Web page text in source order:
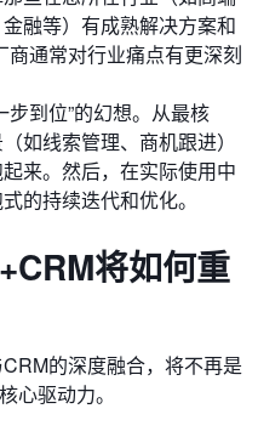
融等）有成熟解决方案和
通常对行业痛点有更深刻
步到位”的幻想。从最核
如线索管理、商机跟进）
来。然后，在实际使用中
的持续迭代和优化。
将如何重
的深度融合，将不再是
心驱动力。